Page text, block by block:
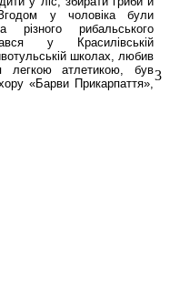
у чоловіка були
різного рибальського
у Красилівській
школах, любив
легкою атлетикою, був
«Барви Прикарпаття», 3